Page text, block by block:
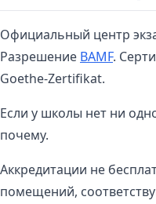
Официальный центр
Разрешение BAMF.
Goethe-Zertifikat.
Если у школы нет ни
почему.
Аккредитации не
помещений,